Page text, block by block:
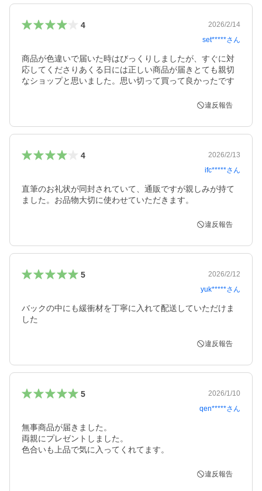
4
2026/2/14
set*****さん
商品が色違いで届いた時はびっくりしましたが、すぐに対
応してくださりあくる日には正しい商品が届きとても親切
なショップと思いました。思い切って買って良かったです
違反報告
4
2026/2/13
ifc*****さん
直筆のお礼状が同封されていて、通販ですが親しみが持て
ました。お品物大切に使わせていただきます。
違反報告
5
2026/2/12
yuk*****さん
バックの中にも緩衝材を丁寧に入れて配送していただけま
した
違反報告
5
2026/1/10
qen*****さん
無事商品が届きました。
両親にプレゼントしました。
色合いも上品で気に入ってくれてます。
違反報告